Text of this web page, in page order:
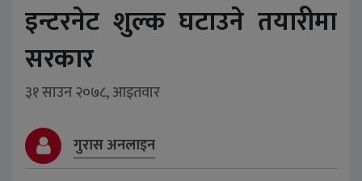
इन्टरनेट शुल्क घटाउने तयारीमा
सरकार
३१ साउन २०७८, आइतवार
गुरास अनलाइन